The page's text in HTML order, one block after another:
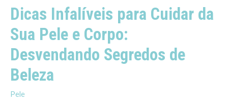
Dicas Infalíveis para Cuidar da
Sua Pele e Corpo:
Desvendando Segredos de
Beleza
Pele
Segredos
Beleza